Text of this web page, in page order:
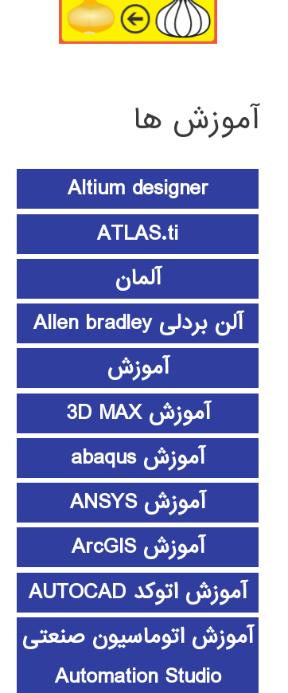
آموزش ها
Altium designer
ATLAS.ti
آلمان
آلن بردلی Allen bradley
آموزش
آموزش 3D MAX
آموزش abaqus
آموزش ANSYS
آموزش ArcGIS
آموزش اتوکد AUTOCAD
آموزش اتوماسیون صنعتی
Automation Studio